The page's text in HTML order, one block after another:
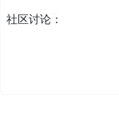
社区讨论：